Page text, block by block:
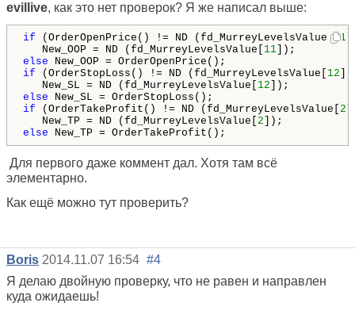
evillive, как это нет проверок? Я же написал выше:
if (OrderOpenPrice() != ND (fd_MurreyLevelsValue[ 11
New_OOP = ND (fd_MurreyLevelsValue[ 11
else
if (OrderStopLoss() != ND (fd_MurreyLevelsValue[ 12
New_SL = ND (fd_MurreyLevelsValue[ 12
else
if (OrderTakeProfit() != ND (fd_MurreyLevelsValue[ 2
New_TP = ND (fd_MurreyLevelsValue[ 2
else New_TP = OrderTakeProfit();
Для первого даже коммент дал. Хотя там всё
элементарно.
Как ещё можно тут проверить?
Boris 2014.11.07 16:54 #4
Я делаю двойную проверку, что не равен и направлен
куда ожидаешь!